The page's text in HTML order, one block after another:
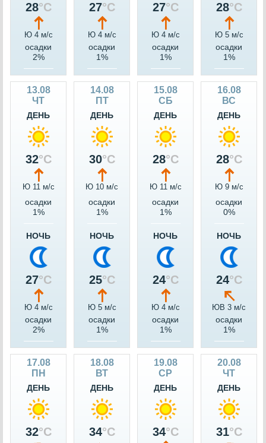
28°C
Ю 4 м/c
осадки
2%
27°C
Ю 4 м/c
осадки
1%
27°C
Ю 4 м/c
осадки
1%
28°C
Ю 5 м/c
осадки
1%
13.08
ЧТ
ДЕНЬ
32°C
Ю 11 м/c
осадки
1%
НОЧЬ
27°C
Ю 4 м/c
осадки
2%
14.08
ПТ
ДЕНЬ
30°C
Ю 10 м/c
осадки
1%
НОЧЬ
25°C
Ю 5 м/c
осадки
1%
15.08
СБ
ДЕНЬ
28°C
Ю 11 м/c
осадки
1%
НОЧЬ
24°C
Ю 4 м/c
осадки
1%
16.08
ВС
ДЕНЬ
28°C
Ю 9 м/c
осадки
0%
НОЧЬ
24°C
ЮВ 3 м/c
осадки
1%
17.08
ПН
ДЕНЬ
32°C
18.08
ВТ
ДЕНЬ
34°C
19.08
СР
ДЕНЬ
34°C
20.08
ЧТ
ДЕНЬ
31°C